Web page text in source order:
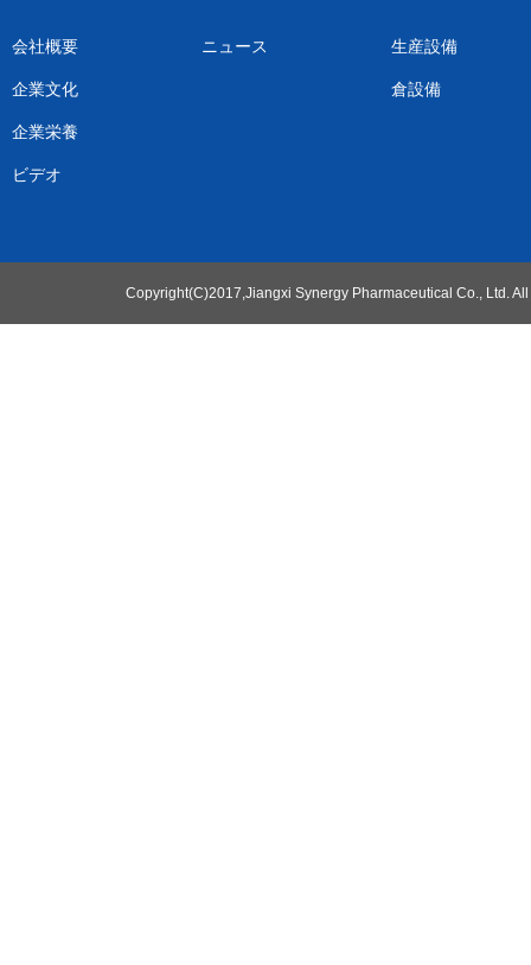
会社概要
企業文化
企業栄養
ビデオ
ニュース 生産設備
倉設備
Copyright(C)2017,Jiangxi Synergy Pharmaceutical Co., Ltd.All